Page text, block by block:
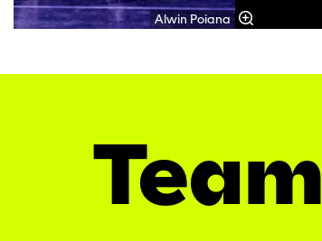
Alwin Poiana
Team